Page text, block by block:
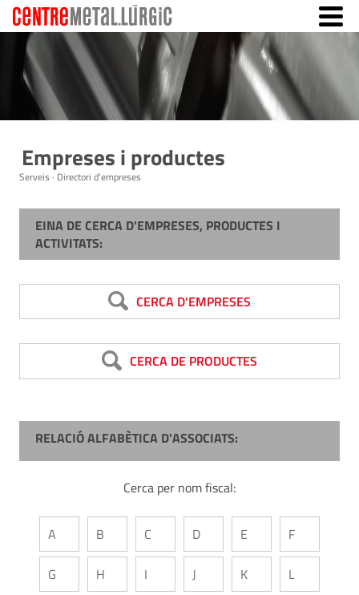
Empreses i productes
Serveis · Directori d'empreses
EINA DE CERCA D'EMPRESES, PRODUCTES I
ACTIVITATS:
CERCA D'EMPRESES
CERCA DE PRODUCTES
RELACIÓ ALFABÈTICA D'ASSOCIATS:
Cerca per nom fiscal:
A B C D E F
G H I J K L